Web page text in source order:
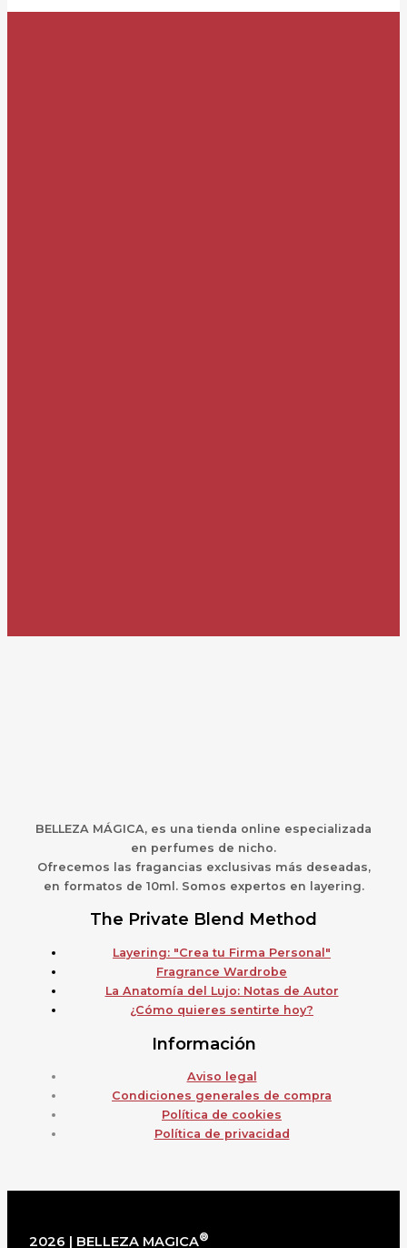
BELLEZA MÁGICA, es una tienda online especializada
en perfumes de nicho.
Ofrecemos las fragancias exclusivas más deseadas,
en formatos de 10ml. Somos expertos en layering.
The Private Blend Method
Layering: "Crea tu Firma Personal"
Fragrance Wardrobe
La Anatomía del Lujo: Notas de Autor
¿Cómo quieres sentirte hoy?
Información
Aviso legal
Condiciones generales de compra
Política de cookies
Política de privacidad
2026 | BELLEZA MAGICA®